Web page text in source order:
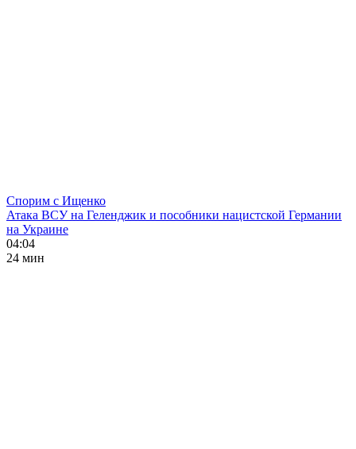
Спорим с Ищенко
Атака ВСУ на Геленджик и пособники нацистской Германии
на Украине
04:04
24 мин